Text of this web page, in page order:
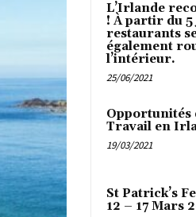
L’Irlande
! À partir du
restaurants
également
l’intérieur.
25/06/2021
Opportunités
Travail en
19/03/2021
St Patrick’s
12 – 17 Mars